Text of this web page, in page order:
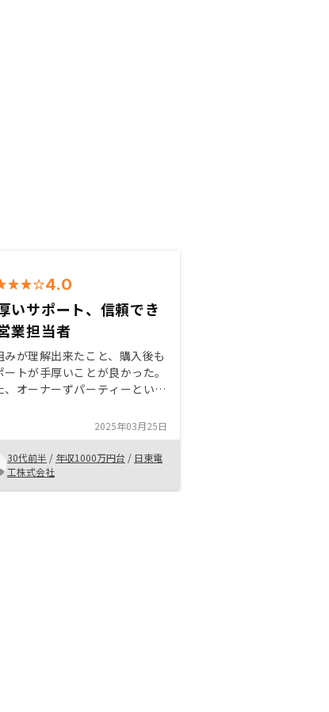
4.0
いサポート、信頼でき
業担当者
みが理解出来たこと、購入後も
ートが手厚いことが良かった。
、オーナーずパーティーという
力的だった。 書類手続きなど
り臨機応変に対応いただけるの
心感を感じる。物件を善し悪し
いてもう少し詳細が分かりやす
嬉しい。 出口戦略もふくめた
2025年03月25日
30代前半 / 年収1000万円台 / 日東電
工株式会社